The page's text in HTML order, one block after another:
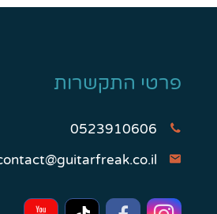
פרטי התקשרות
0523910606